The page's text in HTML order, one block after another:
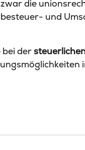
die
und
der